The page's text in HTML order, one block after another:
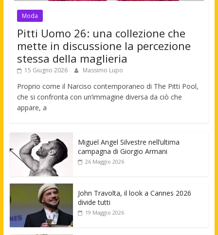
Moda
Pitti Uomo 26: una collezione che
mette in discussione la percezione
stessa della maglieria
15 Giugno 2026 Massimo Lupo
Proprio come il Narciso contemporaneo di The Pitti Pool,
che si confronta con un’immagine diversa da ciò che
appare, a
Miguel Angel Silvestre nell’ultima
campagna di Giorgio Armani
26 Maggio 2026
John Travolta, il look a Cannes 2026
divide tutti
19 Maggio 2026